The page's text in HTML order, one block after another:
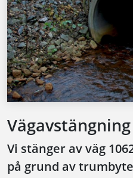
Vi stänger av väg
på grund av